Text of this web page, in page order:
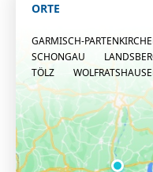
ORTE
GARMISCH-
SCHONGAU
TÖLZ